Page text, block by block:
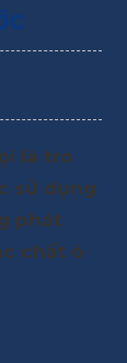
là tro
sử dụng
phát
chất ô